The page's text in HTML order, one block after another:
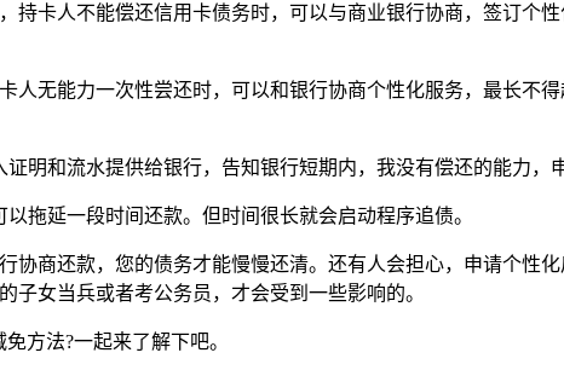
持卡人不能偿还信用卡债务时，可以与商业银行协商，签订个
人无能力一次性尝还时，可以和银行协商个性化服务，最长不
明和流水提供给银行，告知银行短期内，我没有偿还的能力，
拖延一段时间还款。但时间很长就会启动程序追债。
协商还款，您的债务才能慢慢还清。还有人会担心，申请个性
子女当兵或者考公务员，才会受到一些影响的。
方法?一起来了解下吧。